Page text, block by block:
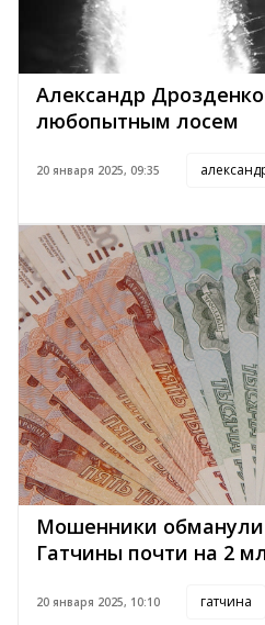
Александр
любопытным лосем
20 января 2025, 09:35
Мошенники обманули
Гатчины почти на 2
20 января 2025, 10:10 гатчина